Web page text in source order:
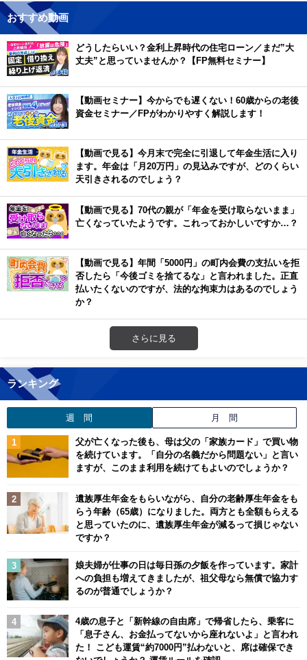
おすすめ動画
どうしたらいい？金利上昇時代の住宅ローン／まだ”大
丈夫”と思っていませんか？【FP無料セミナー】
【動画セミナー】今からでも遅くない！60歳からの老後
資金セミナー／FPがわかりやすく解説します！
【動画で見る】今月末で完全に引退して年金生活に入り
ます。年金は「月20万円」の見込みですが、どのくらい
天引きされるのでしょう？
【動画で見る】70代の親が「年金を受け取らないまま」
亡くなっていたようです。これっておかしいですか…？
【動画で見る】年間「5000円」の町内会費の支払いを拒
否したら「今後ゴミを捨てるな」と言われました。正直
払いたくないのですが、法的な拘束力はあるのでしょう
か？
さらに見る
ランキング
週 間 月 間
父が亡くなった後も、母は父の「家族カード」で買い物
を続けています。「自分の名義だから問題ない」と言い
ますが、このまま利用を続けてもよいのでしょうか？
遺族厚生年金をもらいながら、自分の老齢厚生年金をも
らう年齢（65歳）になりました。両方とも全額もらえる
と思っていたのに、遺族厚生年金が減るって損じゃない
ですか？
娘夫婦が仕事の日は毎日孫の夕飯を作っています。家計
への負担も増えてきましたが、祖父母なら無償で協力す
るのが普通でしょうか？
4歳の息子と「新幹線の自由席」で帰省したら、乗客に
「息子さん、お金払ってないから座れないよ」と言われ
た！ こども運賃“約7000円”払わないと、席は確保でき